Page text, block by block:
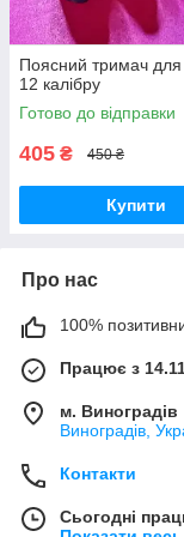
Поясний тримач для
12 калібру
Готово до відправки
405 ₴ 450 ₴
Купити
Про нас
100%
Працює з
м. Виноградів
Виноградів,
Контакти
Сьогодні